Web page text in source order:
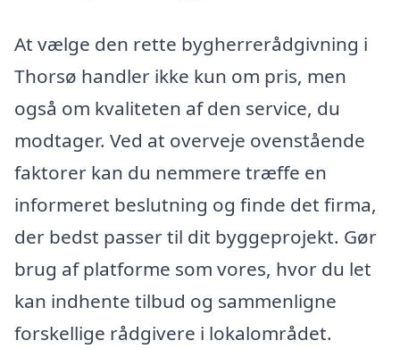
At vælge den rette bygherrerådgivning i
Thorsø handler ikke kun om pris, men
også om kvaliteten af den service, du
modtager. Ved at overveje ovenstående
faktorer kan du nemmere træffe en
informeret beslutning og finde det firma,
der bedst passer til dit byggeprojekt. Gør
brug af platforme som vores, hvor du let
kan indhente tilbud og sammenligne
forskellige rådgivere i lokalområdet.